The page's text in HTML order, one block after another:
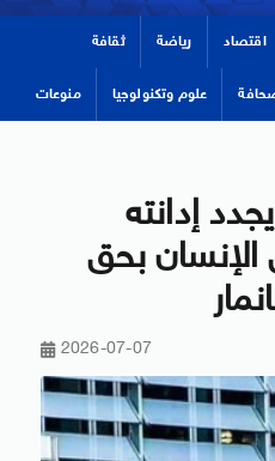
اقتصاد رياضة ثقافة
علوم وتكنولوجيا منوعات
إدانته
الإنسان بحق
2026-07-07